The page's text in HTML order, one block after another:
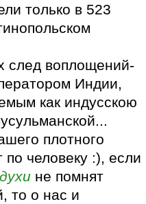
только в 523
след воплощений-
Индии,
как индусскою
плотного
по человеку :), если
духи не помнят
то о нас и